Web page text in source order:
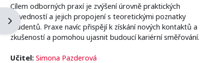
Otevřít panel bloku
Cílem odborných praxí je zvýšení úrovně praktických
dovedností a jejich propojení s teoretickými poznatky
studentů. Praxe navíc přispějí k získání nových kontaktů a
zkušeností a pomohou ujasnit budoucí kariérní směřování.
Učitel: Simona Pazderová